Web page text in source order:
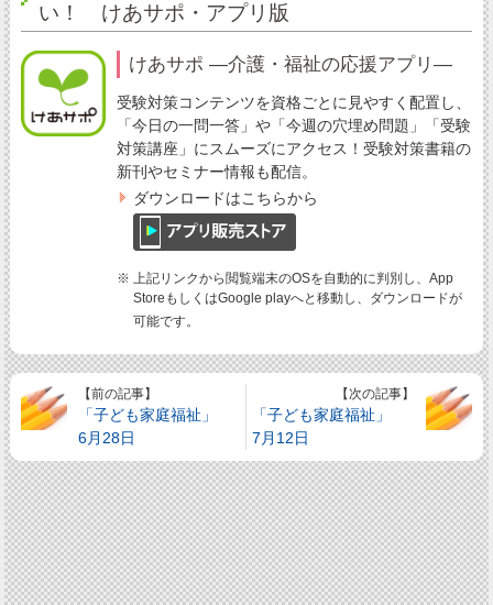
い！ けあサポ・アプリ版
けあサポ ―介護・福祉の応援アプリ―
受験対策コンテンツを資格ごとに見やすく配置し、
「今日の一問一答」や「今週の穴埋め問題」「受験
対策講座」にスムーズにアクセス！受験対策書籍の
新刊やセミナー情報も配信。
ダウンロードはこちらから
※ 上記リンクから閲覧端末のOSを自動的に判別し、App
StoreもしくはGoogle playへと移動し、ダウンロードが
可能です。
【前の記事】
「子ども家庭福祉」
6月28日
【次の記事】
「子ども家庭福祉」
7月12日